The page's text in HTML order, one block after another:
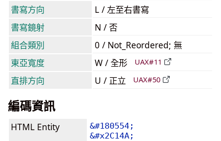
書寫方向
L / 左至右書寫
書寫鏡射
N / 否
組合類別
0 / Not_Reordered; 無
東亞寬度
W / 全形 UAX#11
直排方向 U / 正立 UAX#50
編碼資訊
HTML Entity
&#180554;
&#x2C14A;